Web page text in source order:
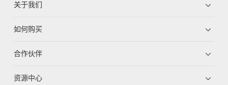
关于我们
如何购买
合作伙伴
资源中心